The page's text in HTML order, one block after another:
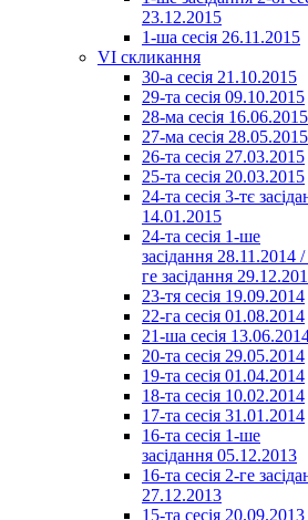
23.12.2015
1-ша сесія 26.11.2015
VI скликання
30-а сесія 21.10.2015
29-та сесія 09.10.2015
28-ма сесія 16.06.2015
27-ма сесія 28.05.2015
26-та сесія 27.03.2015
25-та сесія 20.03.2015
24-та сесія 3-тє
14.01.2015
24-та сесія 1-ше
засідання 28.11.2014
ге засідання
23-тя сесія 19.09.2014
22-га сесія 01.08.2014
21-ша сесія
20-та сесія 29.05.2014
19-та сесія 01.04.2014
18-та сесія 10.02.2014
17-та сесія 31.01.2014
16-та сесія 1-ше
засідання 05.12.2013
16-та сесія 2-ге
27.12.2013
15-та сесія 20.09.2013